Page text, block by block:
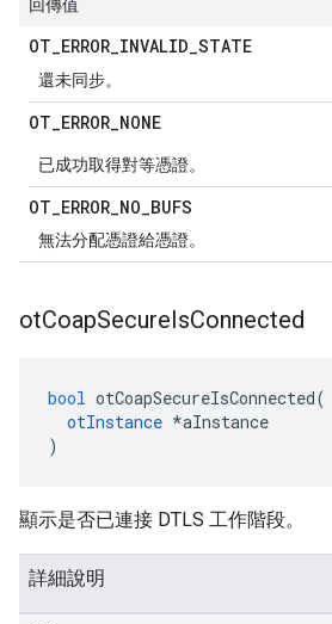
回傳值
OT_ERROR_INVALID_STATE
還未同步。
OT_ERROR_NONE
已成功取得對等憑證。
OT_ERROR_NO_BUFS
無法分配憑證給憑證。
otCoapSecureIsConnected
bool otCoapSecureIsConnected(
otInstance *aInstance
)
顯示是否已連接 DTLS 工作階段。
詳細說明